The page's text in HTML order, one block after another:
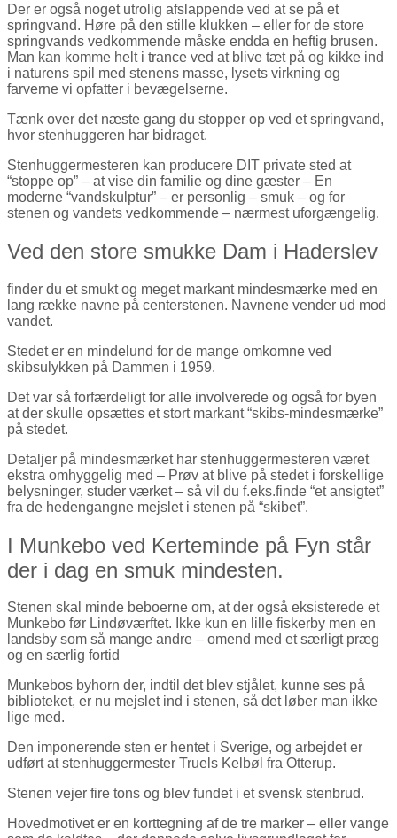
Der er også noget utrolig afslappende ved at se på et
springvand. Høre på den stille klukken – eller for de store
springvands vedkommende måske endda en heftig brusen.
Man kan komme helt i trance ved at blive tæt på og kikke ind
i naturens spil med stenens masse, lysets virkning og
farverne vi opfatter i bevægelserne.
Tænk over det næste gang du stopper op ved et springvand,
hvor stenhuggeren har bidraget.
Stenhuggermesteren kan producere DIT private sted at
“stoppe op” – at vise din familie og dine gæster – En
moderne “vandskulptur” – er personlig – smuk – og for
stenen og vandets vedkommende – nærmest uforgængelig.
Ved den store smukke Dam i Haderslev
finder du et smukt og meget markant mindesmærke med en
lang række navne på centerstenen. Navnene vender ud mod
vandet.
Stedet er en mindelund for de mange omkomne ved
skibsulykken på Dammen i 1959.
Det var så forfærdeligt for alle involverede og også for byen
at der skulle opsættes et stort markant “skibs-mindesmærke”
på stedet.
Detaljer på mindesmærket har stenhuggermesteren været
ekstra omhyggelig med – Prøv at blive på stedet i forskellige
belysninger, studer værket – så vil du f.eks.finde “et ansigtet”
fra de hedengangne mejslet i stenen på “skibet”.
I Munkebo ved Kerteminde på Fyn står
der i dag en smuk mindesten.
Stenen skal minde beboerne om, at der også eksisterede et
Munkebo før Lindøværftet. Ikke kun en lille fiskerby men en
landsby som så mange andre – omend med et særligt præg
og en særlig fortid
Munkebos byhorn der, indtil det blev stjålet, kunne ses på
biblioteket, er nu mejslet ind i stenen, så det løber man ikke
lige med.
Den imponerende sten er hentet i Sverige, og arbejdet er
udført at stenhuggermester Truels Kelbøl fra Otterup.
Stenen vejer fire tons og blev fundet i et svensk stenbrud.
Hovedmotivet er en korttegning af de tre marker – eller vange